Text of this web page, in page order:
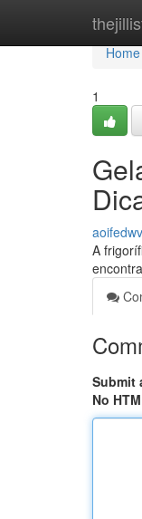
Home
Home
1
A
Submit
No